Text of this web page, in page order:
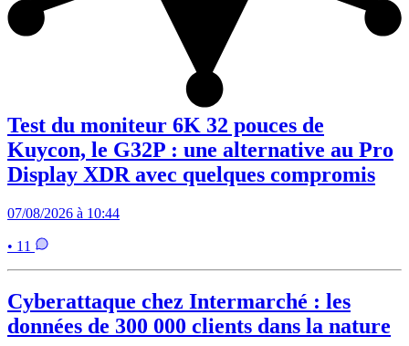
Test du moniteur 6K 32 pouces de
Kuycon, le G32P : une alternative au Pro
Display XDR avec quelques compromis
07/08/2026 à 10:44
• 11
Cyberattaque chez Intermarché : les
données de 300 000 clients dans la nature